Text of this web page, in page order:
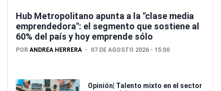
Hub Metropolitano apunta a la "clase media
emprendedora": el segmento que sostiene al
60% del país y hoy emprende sólo
POR ANDREA HERRERA 07 DE AGOSTO 2026 - 15:00
Opinión| Talento mixto en el sector